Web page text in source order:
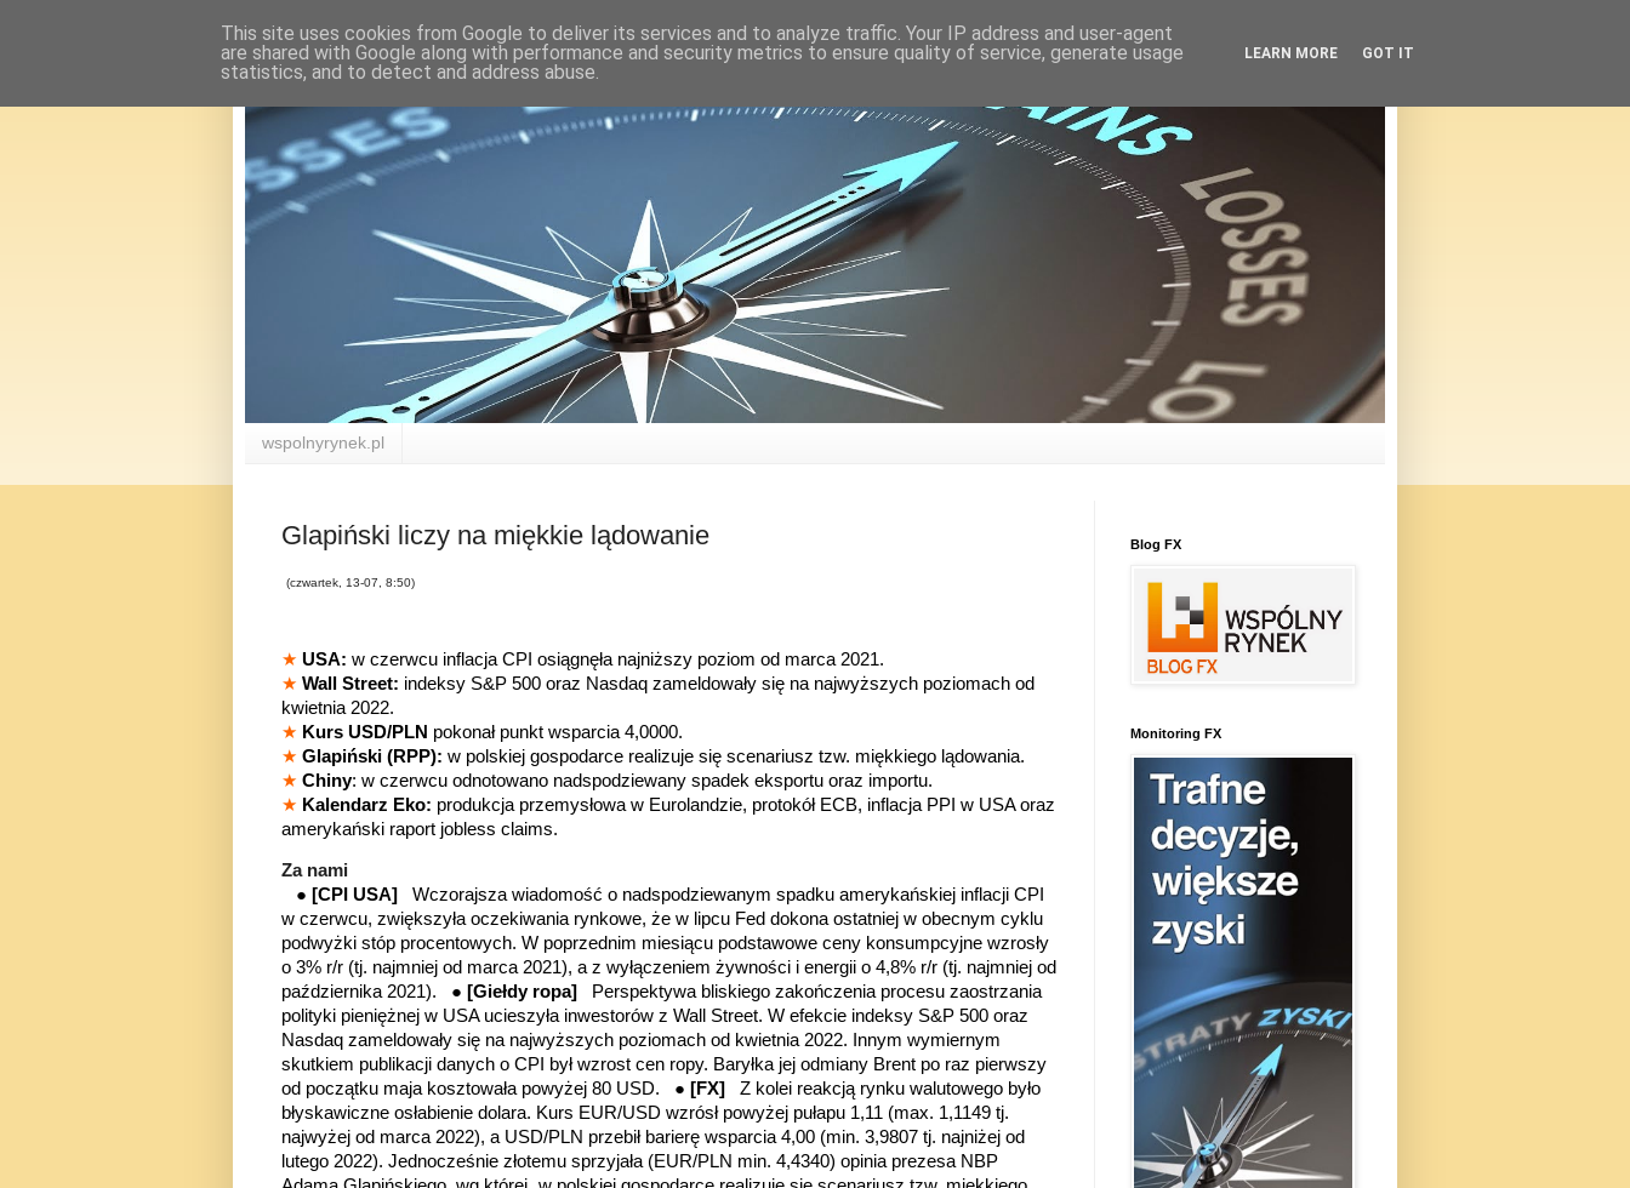
wspolnyrynek.pl
Glapiński liczy na miękkie lądowanie
(czwartek, 13-07, 8:50)
★ USA: w czerwcu inflacja CPI osiągnęła najniższy poziom od marca 2021.
★ Wall Street: indeksy S&P 500 oraz Nasdaq zameldowały się na najwyższych poziomach od
kwietnia 2022.
★ Kurs USD/PLN pokonał punkt wsparcia 4,0000.
★ Glapiński (RPP): w polskiej gospodarce realizuje się scenariusz tzw. miękkiego lądowania.
★ Chiny: w czerwcu odnotowano nadspodziewany spadek eksportu oraz importu.
★ Kalendarz Eko: produkcja przemysłowa w Eurolandzie, protokół ECB, inflacja PPI w USA oraz
amerykański raport jobless claims.
Za nami
● [CPI USA] Wczorajsza wiadomość o nadspodziewanym spadku amerykańskiej inflacji CPI
w czerwcu, zwiększyła oczekiwania rynkowe, że w lipcu Fed dokona ostatniej w obecnym cyklu
podwyżki stóp procentowych. W poprzednim miesiącu podstawowe ceny konsumpcyjne wzrosły
o 3% r/r (tj. najmniej od marca 2021), a z wyłączeniem żywności i energii o 4,8% r/r (tj. najmniej od
października 2021). ● [Giełdy ropa]
Perspektywa bliskiego zakończenia procesu zaostrzania
polityki pieniężnej w USA ucieszyła inwestorów z Wall Street. W efekcie indeksy S&P 500 oraz
Nasdaq zameldowały się na najwyższych poziomach od kwietnia 2022. Innym wymiernym
skutkiem publikacji danych o CPI był wzrost cen ropy. Baryłka jej odmiany Brent po raz pierwszy
od początku maja kosztowała powyżej 80 USD. ● [FX] Z kolei reakcją rynku walutowego było
błyskawiczne osłabienie dolara. Kurs EUR/USD wzrósł powyżej pułapu 1,11 (max. 1,1149 tj.
najwyżej od marca 2022), a USD/PLN przebił barierę wsparcia 4,00 (min. 3,9807 tj. najniżej od
lutego 2022). Jednocześnie złotemu sprzyjała (EUR/PLN min. 4,4340) opinia prezesa NBP
Blog FX
Monitoring FX
This site uses cookies from Google to deliver its services and to analyze traffic. Your IP address and user-agent
are shared with Google along with performance and security metrics to ensure quality of service, generate usage
statistics, and to detect and address abuse.
LEARN MORE GOT IT